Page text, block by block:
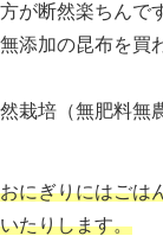
が断然楽ちんで
添加の昆布を買
栽培（無肥料無
にぎりにはごは
たりします。